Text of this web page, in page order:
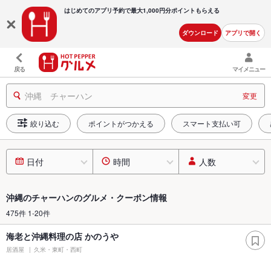
はじめてのアプリ予約で最大1,000円分ポイントもらえる
ダウンロード アプリで開く
戻る マイメニュー
沖縄 チャーハン 変更
絞り込む ポイントがつかえる スマート支払い可
日付 時間 人数
沖縄のチャーハンのグルメ・クーポン情報
475件 1-20件
海老と沖縄料理の店 かのうや
居酒屋 久米・東町・西町